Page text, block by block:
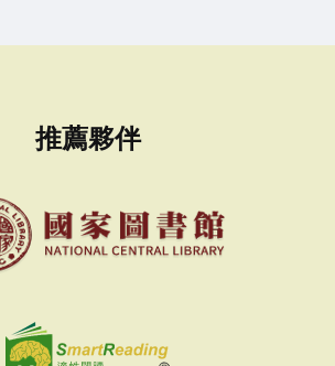
推薦夥伴